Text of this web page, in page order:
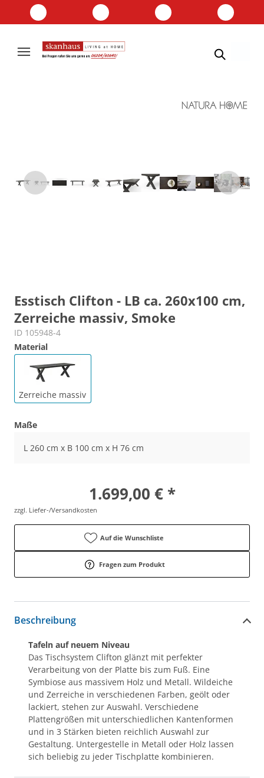
Esstisch Clifton - LB ca. 260x100 cm,
Zerreiche massiv, Smoke
ID 105948-4
Material
Zerreiche massiv
Maße
L 260 cm x B 100 cm x H 76 cm
1.699,00 € *
zzgl. Liefer-/Versandkosten
Auf die Wunschliste
Fragen zum Produkt
Beschreibung
Tafeln auf neuem Niveau
Das Tischsystem Clifton glänzt mit perfekter
Verarbeitung von der Platte bis zum Fuß. Eine
Symbiose aus massivem Holz und Metall. Wildeiche
und Zerreiche in verschiedenen Farben, geölt oder
lackiert, stehen zur Auswahl. Verschiedene
Plattengrößen mit unterschiedlichen Kantenformen
und in 3 Stärken bieten reichlich Auswahl zur
Gestaltung. Untergestelle in Metall oder Holz lassen
sich beliebig zu jeder Tischplatte kombinieren.